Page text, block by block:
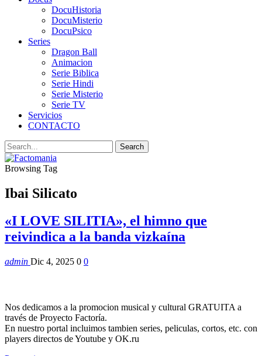
DocuHistoria
DocuMisterio
DocuPsico
Series
Dragon Ball
Animacion
Serie Biblica
Serie Hindi
Serie Misterio
Serie TV
Servicios
CONTACTO
Browsing Tag
Ibai Silicato
«I LOVE SILITIA», el himno que
reivindica a la banda vizkaína
admin Dic 4, 2025 0 0
Nos dedicamos a la promocion musical y cultural GRATUITA a
través de Proyecto Factoría.
En nuestro portal incluimos tambien series, peliculas, cortos, etc. con
players directos de Youtube y OK.ru